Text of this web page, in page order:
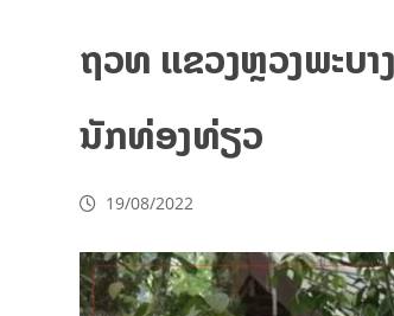
ຖວທ ແຂວງຫຼວງພະບ
ນັກທ່ອງທ່ຽວ
19/08/2022